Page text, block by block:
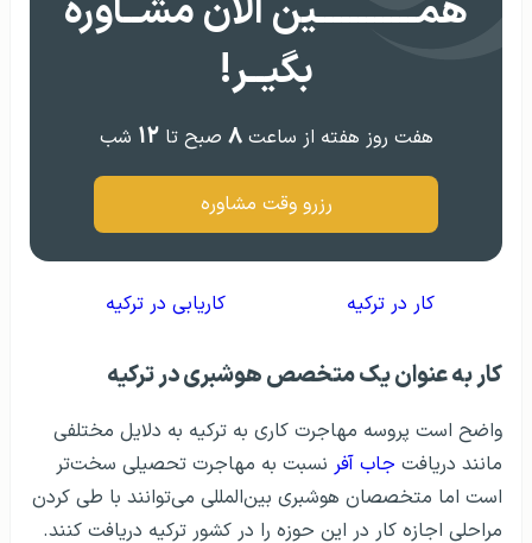
همــــــــــــین الان مشــاوره
بگیــر!
هفت روز هفته از ساعت۸ صبح تا۱۲ شب
رزرو وقت مشاوره
کار در ترکیه کاریابی در ترکیه
کار به عنوان یک متخصص هوشبری در ترکیه
واضح است پروسه مهاجرت کاری به ترکیه به دلایل مختلفی
مانند دریافت جاب آفر نسبت به مهاجرت تحصیلی سخت‌تر
است اما متخصصان هوشبری بین‌المللی می‌توانند با طی کردن
مراحلی اجازه کار در این حوزه را در کشور ترکیه دریافت کنند.